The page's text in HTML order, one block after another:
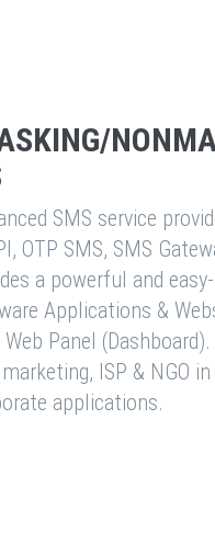
SMS service
OTP SMS, SMS
a powerful and
Applications &
Panel
ISP & NGO
applications.